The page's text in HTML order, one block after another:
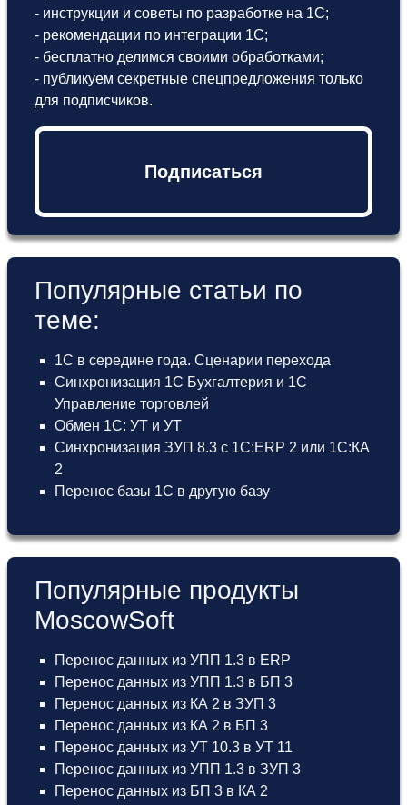
- инструкции и советы по разработке на 1С;
- рекомендации по интеграции 1С;
- бесплатно делимся своими обработками;
- публикуем секретные спецпредложения только
для подписчиков.
Подписаться
Популярные статьи по
теме:
1С в середине года. Сценарии перехода
Синхронизация 1С Бухгалтерия и 1С
Управление торговлей
Обмен 1С: УТ и УТ
Синхронизация ЗУП 8.3 с 1С:ERP 2 или 1С:КА
2
Перенос базы 1С в другую базу
Популярные продукты
MoscowSoft
Перенос данных из УПП 1.3 в ERP
Перенос данных из УПП 1.3 в БП 3
Перенос данных из КА 2 в ЗУП 3
Перенос данных из КА 2 в БП 3
Перенос данных из УТ 10.3 в УТ 11
Перенос данных из УПП 1.3 в ЗУП 3
Перенос данных из БП 3 в КА 2